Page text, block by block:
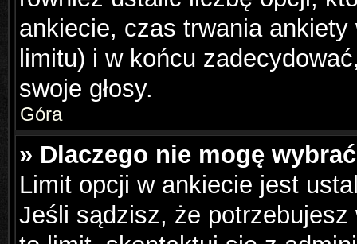
ankiecie, czas trwania
limitu) i w końcu
swoje głosy.
Góra
» Dlaczego nie mogę
Limit opcji w ankiecie jest
Jeśli sądzisz, że